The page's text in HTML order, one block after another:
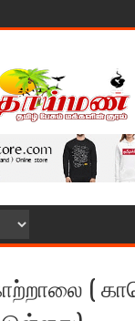
(